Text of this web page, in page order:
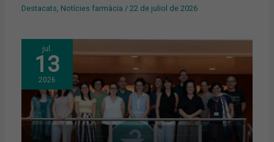
Destacats, Notícies farmàcia /22 de juliol de 2026
jul.
13
2026